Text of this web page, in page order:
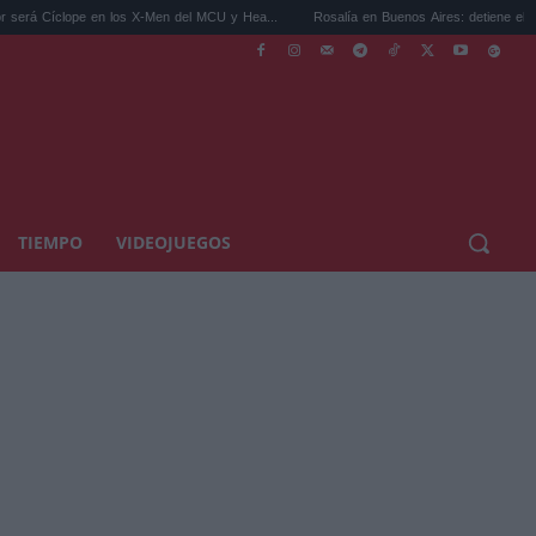
los X-Men del MCU y Hea... Rosalía en Buenos Aires: detiene el tráfico y se s...
TIEMPO VIDEOJUEGOS